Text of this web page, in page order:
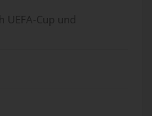
UEFA-Cup und